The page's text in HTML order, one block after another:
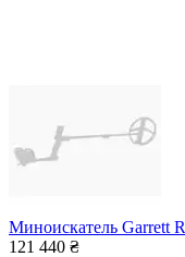
Миноискатель Garrett
121 440 ₴